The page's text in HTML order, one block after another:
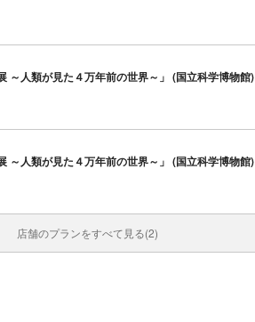
～人類が見た４万年前の世界～」 (国立科学博物館)
～人類が見た４万年前の世界～」 (国立科学博物館)
店舗のプランをすべて見る(2)